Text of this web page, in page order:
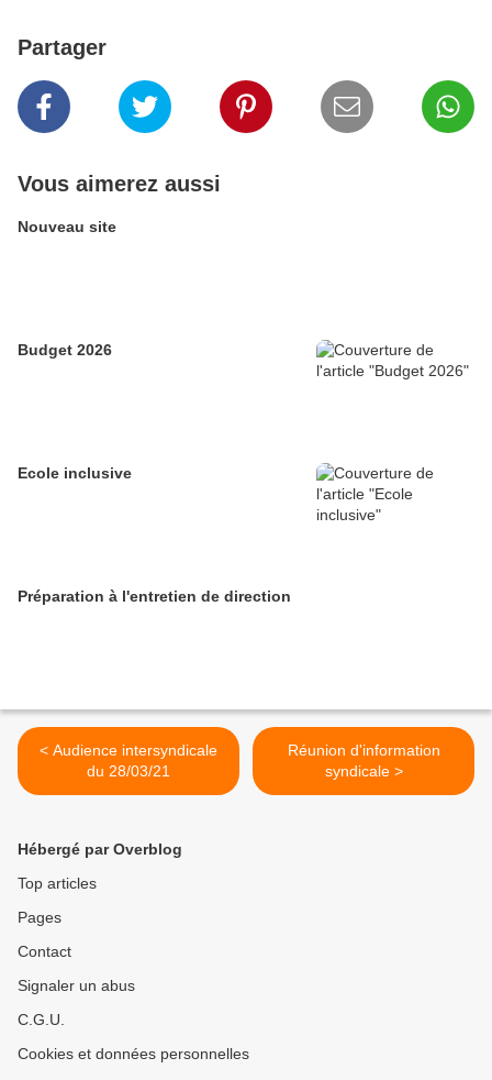
Partager
Vous aimerez aussi
Nouveau site
Budget 2026
Ecole inclusive
Préparation à l'entretien de direction
< Audience intersyndicale
du 28/03/21
Réunion d'information
syndicale >
Hébergé par Overblog
Top articles
Pages
Contact
Signaler un abus
C.G.U.
Cookies et données personnelles